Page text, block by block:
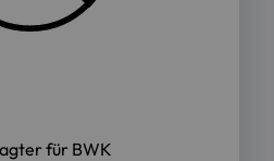
für BWK